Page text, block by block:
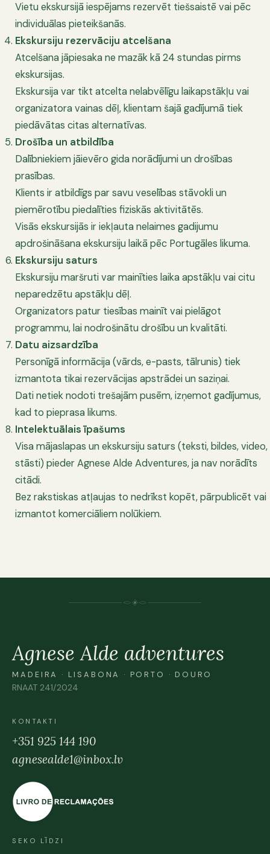
Vietu ekskursijā iespējams rezervēt tiešsaistē vai pēc
individuālas pieteikšanās.
Ekskursiju rezervāciju atcelšana
Atcelšana jāpiesaka ne mazāk kā 24 stundas pirms
ekskursijas.
Ekskursija var tikt atcelta nelabvēlīgu laikapstākļu vai
organizatora vainas dēļ, klientam šajā gadījumā tiek
piedāvātas citas alternatīvas.
Drošība un atbildība
Dalībniekiem jāievēro gida norādījumi un drošības
prasības.
Klients ir atbildīgs par savu veselības stāvokli un
piemērotību piedalīties fiziskās aktivitātēs.
Visās ekskursijās ir iekļauta nelaimes gadijumu
apdrošināšana ekskursiju laikā pēc Portugāles likuma.
Ekskursiju saturs
Ekskursiju maršruti var mainīties laika apstākļu vai citu
neparedzētu apstākļu dēļ.
Organizators patur tiesības mainīt vai pielāgot
programmu, lai nodrošinātu drošību un kvalitāti.
Datu aizsardzība
Personīgā informācija (vārds, e-pasts, tālrunis) tiek
izmantota tikai rezervācijas apstrādei un saziņai.
Dati netiek nodoti trešajām pusēm, izņemot gadījumus,
kad to pieprasa likums.
Intelektuālais īpašums
Visa mājaslapas un ekskursiju saturs (teksti, bildes, video,
stāsti) pieder Agnese Alde Adventures, ja nav norādīts
citādi.
Bez rakstiskas atļaujas to nedrīkst kopēt, pārpublicēt vai
izmantot komerciāliem nolūkiem.
Agnese Alde adventures
MADEIRA · LISABONA · PORTO · DOURO
RNAAT 241/2024
KONTAKTI
+351 925 144 190
agnesealde1@inbox.lv
SEKO LĪDZI